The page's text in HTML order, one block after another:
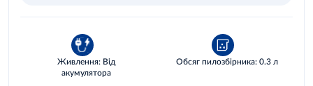
Живлення: Від
акумулятора
Обсяг пилозбірника: 0.3 л